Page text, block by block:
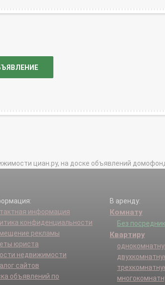
циан.ру, на доске объявлений
информация
конфиденциальности
рекламы
юриста
недвижимости
сайтов
объявлений по
В аренду:
Комнату
Без
Квартиру